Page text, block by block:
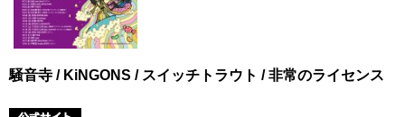
騒音寺 / KiNGONS / スイッチトラウト / 非常のライセンス